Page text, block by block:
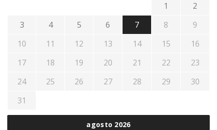
agosto 2026
1
2
3
4 5 6 7 8
9
10
11 12 13 14 15
16
17
18 19 20 21 22
23
24
25 26 27 28 29
30
31